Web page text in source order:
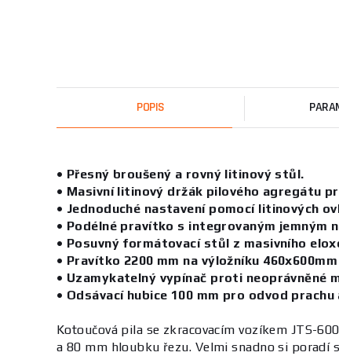
POPIS
• Přesný broušený a rovný litinový stůl.
• Masivní litinový držák pilového agregátu
• Jednoduché nastavení pomocí litinových
• Podélné pravítko s integrovaným jemným
• Posuvný formátovací stůl z masivního
• Pravítko 2200 mm na výložníku
• Uzamykatelný vypínač proti neoprávněné
• Odsávací hubice 100 mm pro odvod
Kotoučová pila se zkracovacím vozíkem JTS-
a 80 mm hloubku řezu. Velmi snadno si poradí